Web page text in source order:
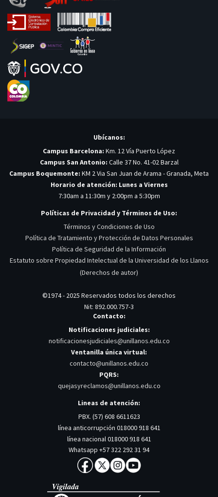
Ubícanos:
Campus Barcelona: Km. 12 Vía Puerto López
Campus San Antonio: Calle 37 No. 41-02 Barzal
Campus Boquemonte: KM 2 Via San Juan de Arama - Granada, Meta
Horario de atención: Lunes a Viernes
7:30am a 11:30m y 2:00pm a 5:30pm
Políticas de Privacidad y Términos de Uso:
Términos y Condiciones de Uso
Política de Tratamiento y Protección de Datos Personales
Política de Seguridad de la Información
Estatuto sobre Propiedad Intelectual de la Universidad de los Llanos
(Derechos de autor)
©1974 - 2025 Reservados todos los derechos
Nit: 892.000.757-3
Contacto:
Notificaciones judiciales:
notificacionesjudiciales@unillanos.edu.co
Ventanilla única virtual:
contacto@unillanos.edu.co
PQRS:
quejasyreclamos@unillanos.edu.co
Lineas de atención:
PBX. (57) 608 6611623
línea anticorrupción 018000 918 641
línea nacional 018000 918 641
Whatsapp +57 322 292 31 94